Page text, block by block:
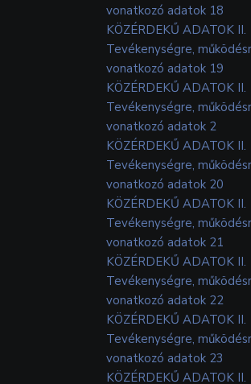
vonatkozó adatok 18
KÖZÉRDEKŰ ADATOK II.
Tevékenységre,
vonatkozó adatok 19
KÖZÉRDEKŰ ADATOK II.
Tevékenységre,
vonatkozó adatok 2
KÖZÉRDEKŰ ADATOK II.
Tevékenységre,
vonatkozó adatok 20
KÖZÉRDEKŰ ADATOK II.
Tevékenységre,
vonatkozó adatok 21
KÖZÉRDEKŰ ADATOK II.
Tevékenységre,
vonatkozó adatok 22
KÖZÉRDEKŰ ADATOK II.
Tevékenységre,
vonatkozó adatok 23
KÖZÉRDEKŰ ADATOK II.